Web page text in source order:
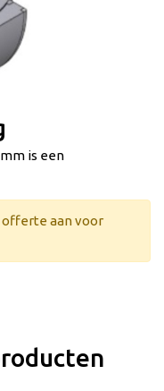
mm is een
offerte aan voor